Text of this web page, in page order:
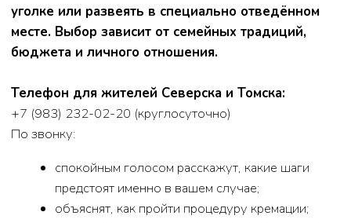
Если каких-то бумаг не хватает, специалисты
похоронного дома подскажут, как их восстановить
или запросить.
Шаг 1.Подготовка тела и прощание
проводят санитарную обработку;
при необходимости — бальзамирование;
одевают умершего согласно пожеланиям
семьи;